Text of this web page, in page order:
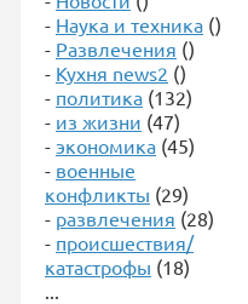
- Наука и техника ()
- Развлечения ()
- Кухня news2 ()
- политика (132)
- из жизни (47)
- экономика (45)
- военные
конфликты (29)
- развлечения (28)
- происшествия/
катастрофы (18)
...